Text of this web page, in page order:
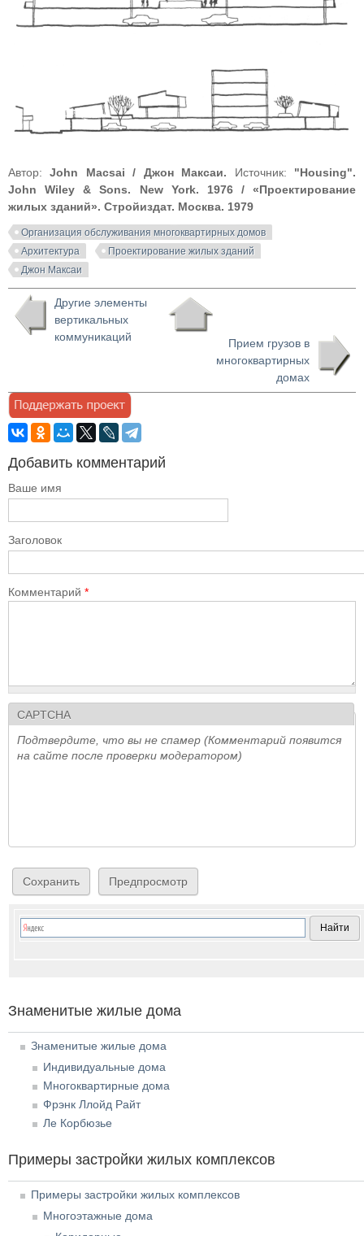
Автор: John Macsai / Джон Максаи. Источник: "Housing".
John Wiley & Sons. New York. 1976 / «Проектирование
жилых зданий». Стройиздат. Москва. 1979
Организация обслуживания многоквартирных домов
Архитектура
Проектирование жилых зданий
Джон Максаи
Другие элементы
вертикальных
коммуникаций
Прием грузов в
многоквартирных
домах
Добавить комментарий
Ваше имя
Заголовок
Комментарий *
CAPTCHA
Подтвердите, что вы не спамер (Комментарий появится
на сайте после проверки модератором)
Знаменитые жилые дома
Знаменитые жилые дома
Индивидуальные дома
Многоквартирные дома
Фрэнк Ллойд Райт
Ле Корбюзье
Примеры застройки жилых комплексов
Примеры застройки жилых комплексов
Многоэтажные дома